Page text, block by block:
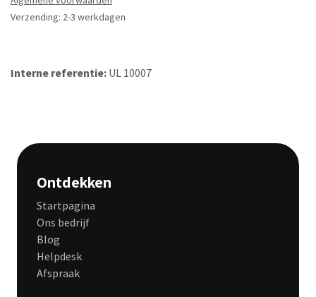
Verzending: 2-3 werkdagen
Interne referentie: UL 10007
Ontdekken
Startpagina
Ons bedrijf
Blog
Helpdesk
Afspraak